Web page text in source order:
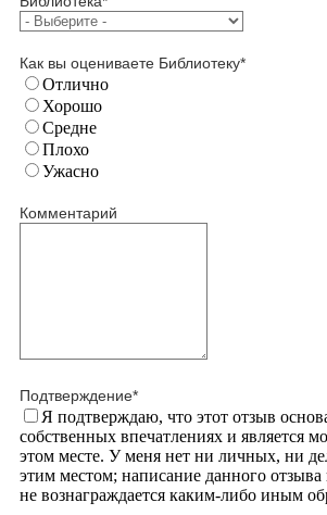
Как вы оцениваете Библиотеку*
Отлично
Хорошо
Средне
Плохо
Ужасно
Комментарий
Подтверждение*
Я подтверждаю, что этот отзыв
собственных впечатлениях и является
этом месте. У меня нет ни личных, ни
этим местом; написание данного отзыва
не вознаграждается каким-либо иным